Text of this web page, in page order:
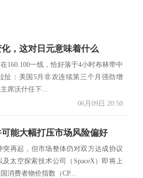
，这对日元意味着什么
160.100一线，恰好落于4小时布林带中
扯：美国5月非农连续第三个月强劲增
席沃什任下...
06月09日 20:50
能大幅打压市场风险偏好
再起，但市场整体仍对双方达成协议
太空探索技术公司（SpaceX）即将上
消费者物价指数（CP...